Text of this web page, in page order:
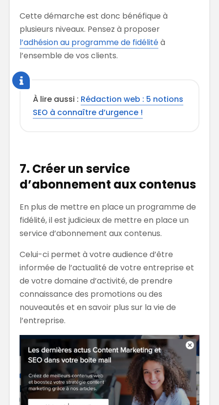
Cette démarche est donc bénéfique à
plusieurs niveaux. Pensez à proposer
l’adhésion au programme de fidélitéà
l’ensemble de vos clients.
À lire aussi : Rédaction web : 5 notions
SEO à connaître d’urgence !
7. Créer un service
d’abonnement aux contenus
En plus de mettre en place un programme de
fidélité, il est judicieux de mettre en place un
service d’abonnement aux contenus.
Celui-ci permet à votre audience d’être
informée de l’actualité de votre entreprise et
de votre domaine d’activité, de prendre
connaissance des promotions ou des
nouveautés et en savoir plus sur la vie de
l’entreprise.